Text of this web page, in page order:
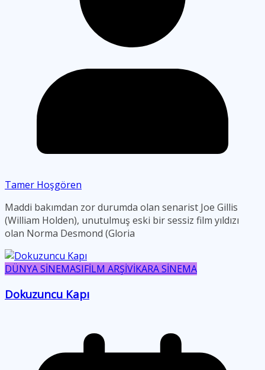
Tamer Hoşgören
Maddi bakımdan zor durumda olan senarist Joe Gillis
(William Holden), unutulmuş eski bir sessiz film yıldızı
olan Norma Desmond (Gloria
DÜNYA SİNEMASIFİLM ARŞİVİKARA SİNEMA
Dokuzuncu Kapı